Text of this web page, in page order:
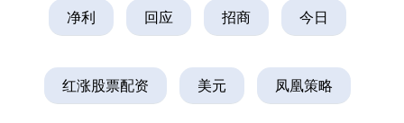
净利 回应 招商 今日
红涨股票配资 美元 凤凰策略